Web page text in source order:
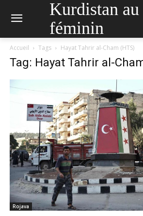
Kurdistan au
féminin
Accueil Tags Hayat Tahrir al-Cham (HTS)
Tag: Hayat Tahrir al-
Rojava